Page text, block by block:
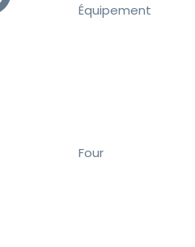
Équipement
Four